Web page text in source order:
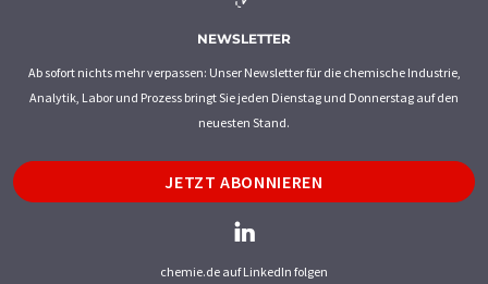
NEWSLETTER
Ab sofort nichts mehr verpassen: Unser Newsletter für die chemische Industrie,
Analytik, Labor und Prozess bringt Sie jeden Dienstag und Donnerstag auf den
neuesten Stand.
JETZT ABONNIEREN
chemie.de auf LinkedIn folgen